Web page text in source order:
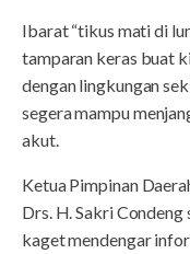
Ibarat “tikus mati di
tamparan keras buat
dengan lingkungan
segera mampu
akut.
Ketua Pimpinan
Drs. H. Sakri
kaget mendengar